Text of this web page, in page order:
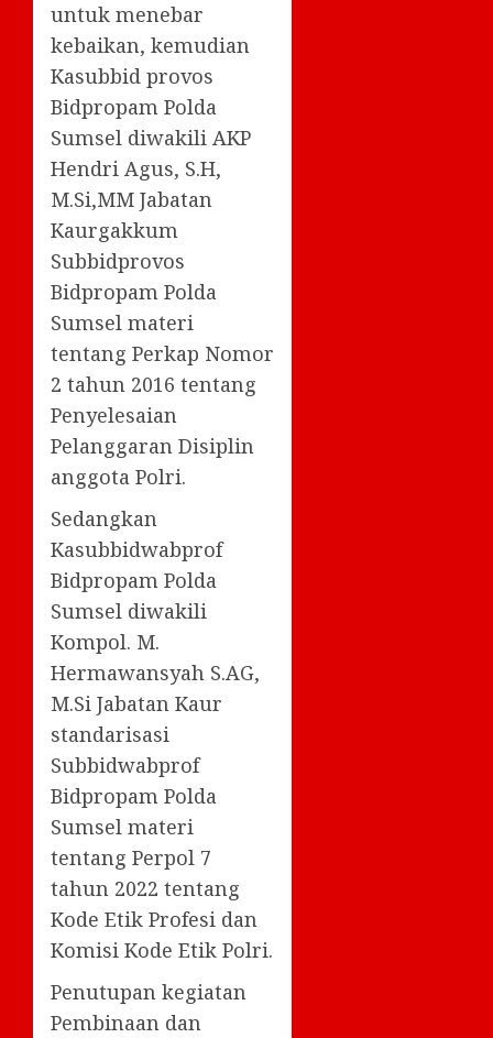
untuk menebar
kebaikan, kemudian
Kasubbid provos
Bidpropam Polda
Sumsel diwakili AKP
Hendri Agus, S.H,
M.Si,MM Jabatan
Kaurgakkum
Subbidprovos
Bidpropam Polda
Sumsel materi
tentang Perkap Nomor
2 tahun 2016 tentang
Penyelesaian
Pelanggaran Disiplin
anggota Polri.
Sedangkan
Kasubbidwabprof
Bidpropam Polda
Sumsel diwakili
Kompol. M.
Hermawansyah S.AG,
M.Si Jabatan Kaur
standarisasi
Subbidwabprof
Bidpropam Polda
Sumsel materi
tentang Perpol 7
tahun 2022 tentang
Kode Etik Profesi dan
Komisi Kode Etik Polri.
Penutupan kegiatan
Pembinaan dan